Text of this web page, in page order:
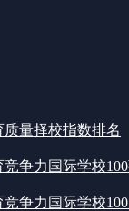
质量择校指数排名
争力国际学校
争力国际学校